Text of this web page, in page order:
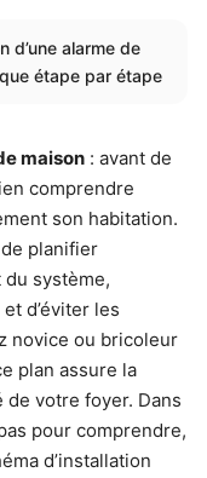
d’une alarme de
étape par étape
maison : avant de
comprendre
son habitation.
planifier
du système,
d’éviter les
novice ou bricoleur
plan assure la
votre foyer. Dans
pour comprendre,
d’installation